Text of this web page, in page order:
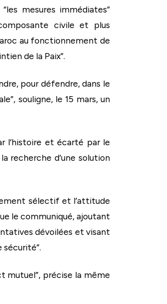
mesures immédiates”
civile et plus
au fonctionnement de
de la Paix”.
pour défendre, dans le
souligne, le 15 mars, un
l’histoire et écarté par le
recherche d’une solution
sélectif et l’attitude
le communiqué, ajoutant
dévoilées et visant
sécurité”.
mutuel”, précise la même